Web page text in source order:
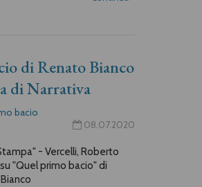
di Renato Bianco
di Narrativa
bacio
08.07.2020
- Vercelli, Roberto
"Quel primo bacio" di